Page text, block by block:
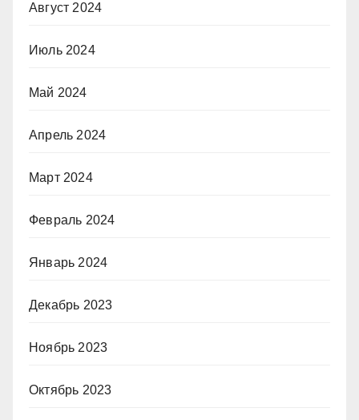
Август 2024
Июль 2024
Май 2024
Апрель 2024
Март 2024
Февраль 2024
Январь 2024
Декабрь 2023
Ноябрь 2023
Октябрь 2023